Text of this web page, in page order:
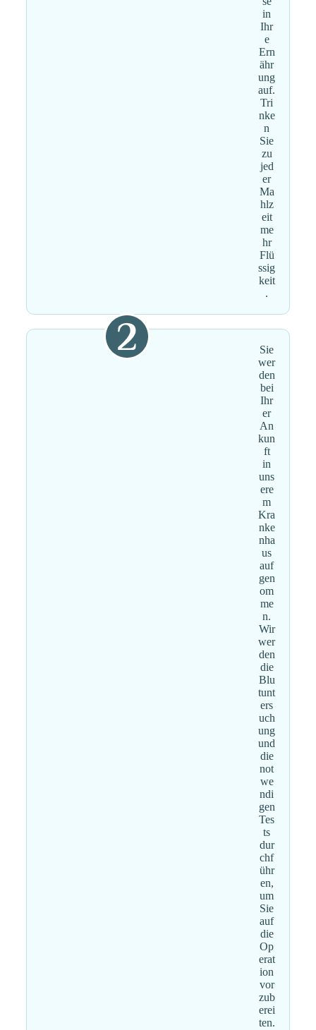
in
Ihr
e
Ern
ähr
ung
auf.
Tri
nke
n
Sie
zu
jed
er
Ma
hlz
eit
me
hr
Flü
ssig
keit
.
Sie
wer
den
bei
Ihr
er
An
kun
ft
in
uns
ere
m
Kra
nke
nha
us
auf
gen
om
me
n.
Wir
wer
den
die
Blu
tunt
ers
uch
ung
und
die
not
we
ndi
gen
Tes
ts
dur
chf
ühr
en,
um
Sie
auf
die
Op
erat
ion
vor
zub
erei
ten.